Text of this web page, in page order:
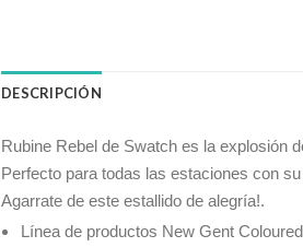
DESCRIPCIÓN
Rubine Rebel de Swatch es la explosión
Perfecto para todas las estaciones con
Agarrate de este estallido de alegría!.
Línea de productos New Gent Coloured